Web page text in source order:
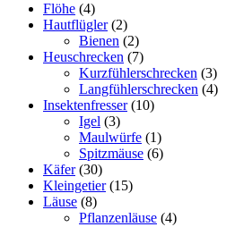
Flöhe (4)
Hautflügler(2)
Bienen (2)
Heuschrecken (7)
Kurzfühlerschrecken (3)
Langfühlerschrecken (4)
Insektenfresser(10)
Igel (3)
Maulwürfe (1)
Spitzmäuse (6)
Käfer(30)
Kleingetier(15)
Läuse (8)
Pflanzenläuse (4)